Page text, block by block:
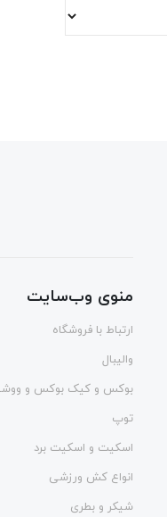
منوی وب‌سایت
ارتباط با فروشگاه
والیبال
بوکس و کیک بوکس و
توپ
اسکیت و اسکیت برد
انواع کش ورزشی
شیکر و بطری